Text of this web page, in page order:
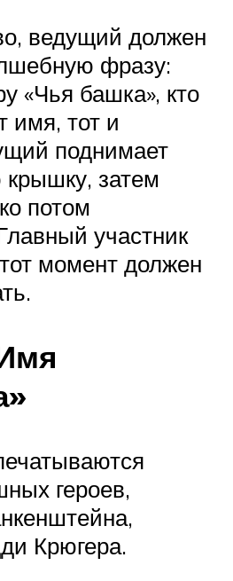
ведущий должен
фразу:
«Чья башка», кто
имя, тот и
поднимает
затем
потом
участник
момент должен
героев,
Крюгера.